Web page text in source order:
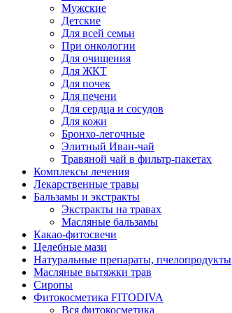
Мужские
Детские
Для всей семьи
При онкологии
Для очищения
Для ЖКТ
Для почек
Для печени
Для сердца и сосудов
Для кожи
Бронхо-легочные
Элитный Иван-чай
Травяной чай в фильтр-пакетах
Комплексы лечения
Лекарственные травы
Бальзамы и экстракты
Экстракты на травах
Масляные бальзамы
Какао-фитосвечи
Целебные мази
Натуральные препараты, пчелопродукты
Масляные вытяжки трав
Сиропы
Фитокосметика FITODIVA
Вся фитокосметика